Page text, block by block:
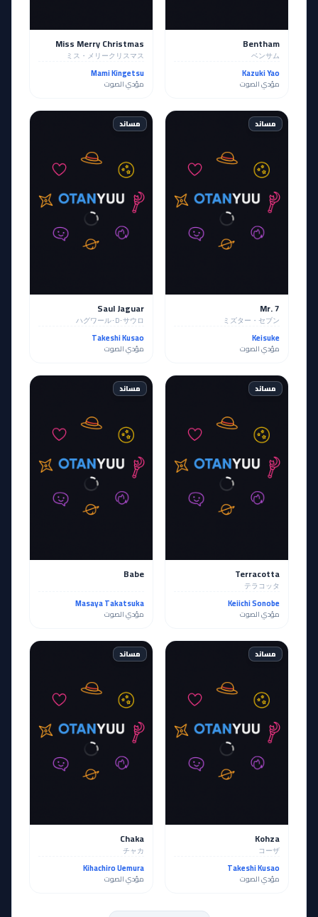
Bentham
ベンサム
Kazuki Yao
مؤدي الصوت
Miss Merry Christmas
ミス・メリークリスマス
Mami Kingetsu
مؤدي الصوت
مساند
Mr. 7
ミズター・セブン
Keisuke
مؤدي الصوت
مساند
Saul Jaguar
ハグワール･D･サウロ
Takeshi Kusao
مؤدي الصوت
مساند
Terracotta
テラコッタ
Keiichi Sonobe
مؤدي الصوت
مساند
Babe
Masaya Takatsuka
مؤدي الصوت
مساند
Kohza
コーザ
Takeshi Kusao
مؤدي الصوت
مساند
Chaka
チャカ
Kihachiro Uemura
مؤدي الصوت